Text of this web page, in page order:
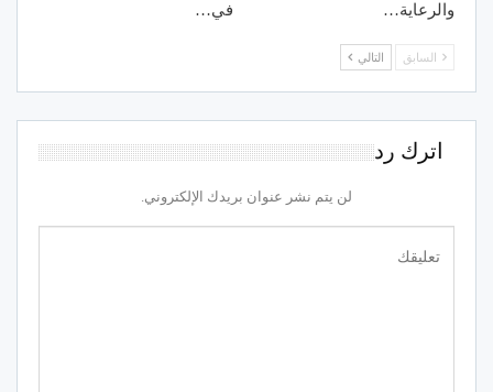
والرعاية… في…
السابق التالي
اترك رد
لن يتم نشر عنوان بريدك الإلكتروني.